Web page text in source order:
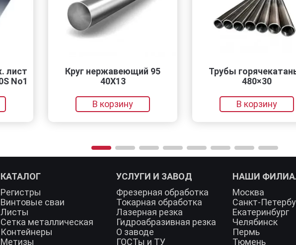
Круг нержавеющий 95
Трубы горячекатаные
КАТАЛОГ
Регистры
Винтовые сваи
Листы
Сетка металлическая
Контейнеры
Метизы
УСЛУГИ И ЗАВОД
Фрезерная обработка
Токарная обработка
Лазерная резка
Гидроабразивная резка
О заводе
ГОСТы и ТУ
НАШИ
Москва
Санкт-
Екатеринбург
Челябинск
Пермь
Тюмень